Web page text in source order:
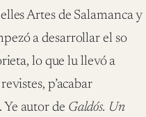
Artes de Salamanca y
a desarrollar el so
lo que lu llevó a
p’acabar
autor de Galdós. Un